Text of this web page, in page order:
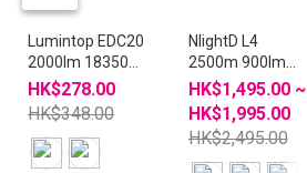
Lumintop EDC20
2000lm 18350
USB-C充電 磁吸
電筒
HK$278.00
HK$348.00
NlightD L4
2500m 900lm
LEP 21700 遠射
電筒
HK$1,495.00 ~
HK$1,995.00
HK$2,495.00